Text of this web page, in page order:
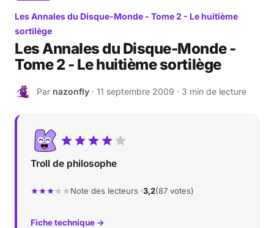
Les Annales du Disque-Monde - Tome 2 - Le huitième
sortilège
Les Annales du Disque-Monde -
Tome 2 - Le huitième sortilège
N Par nazonfly · 11 septembre 2009 · 3 min de lecture
Troll de philosophe
Note des lecteurs ·3,2(87 votes)
Fiche technique →